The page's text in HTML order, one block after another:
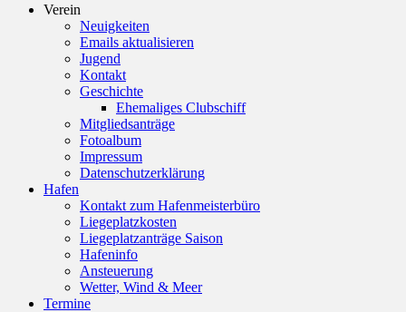
Verein
Neuigkeiten
Emails aktualisieren
Jugend
Kontakt
Geschichte
Ehemaliges Clubschiff
Mitgliedsanträge
Fotoalbum
Impressum
Datenschutzerklärung
Hafen
Kontakt zum Hafenmeisterbüro
Liegeplatzkosten
Liegeplatzanträge Saison
Hafeninfo
Ansteuerung
Wetter, Wind & Meer
Termine